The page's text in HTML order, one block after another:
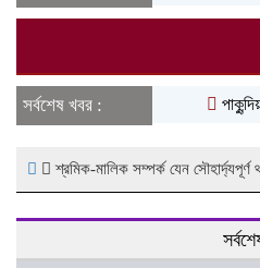
সর্বশেষ খবর :
শ্রমিক-মালিক সম্পর্ক যেন সৌহার্দ্যপূর্ণ